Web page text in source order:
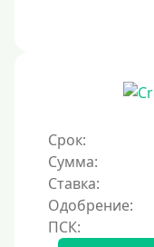
Срок:
Сумма:
Ставка:
Одобрение: